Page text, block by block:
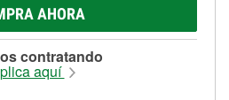
AHORA
contratando
aquí